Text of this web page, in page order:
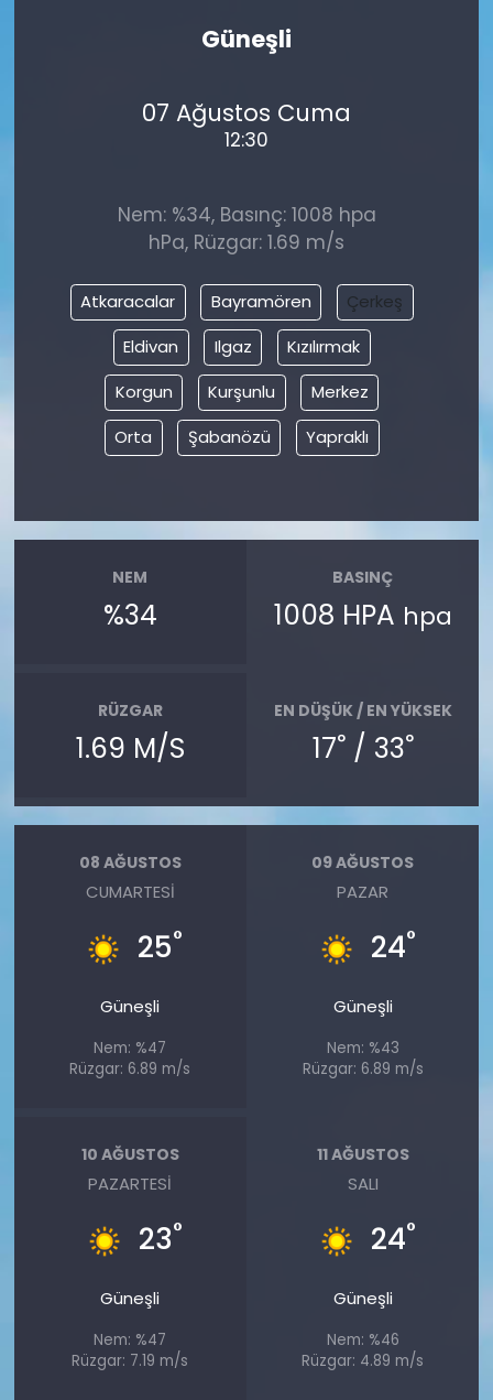
Güneşli
07 Ağustos Cuma
12:30
Nem: %34, Basınç: 1008 hpa
hPa, Rüzgar: 1.69 m/s
Atkaracalar Bayramören
Çerkeş
Eldivan
Ilgaz
Kızılırmak
Korgun
Kurşunlu
Merkez
Orta
Şabanözü Yapraklı
NEM
%34
BASINÇ
1008 HPA hpa
RÜZGAR
1.69 M/S
EN DÜŞÜK / EN YÜKSEK
17°/ 33°
08 AĞUSTOS
CUMARTESI
25°
Güneşli
Nem: %47
Rüzgar: 6.89 m/s
09 AĞUSTOS
PAZAR
24°
Güneşli
Nem: %43
Rüzgar: 6.89 m/s
10 AĞUSTOS
PAZARTESI
23°
Güneşli
Nem: %47
Rüzgar: 7.19 m/s
11 AĞUSTOS
SALI
24°
Güneşli
Nem: %46
Rüzgar: 4.89 m/s